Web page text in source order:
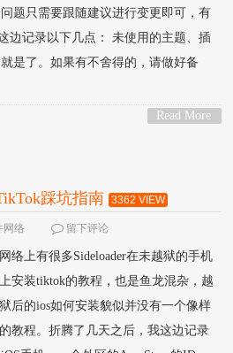
题只需要跟随建议进行变更即可，有
边记录以下几点： 未使用的主题、插
是了。如果有不舍得的，请做好备
Read More
踩坑指南 3362 VIEW
网络 留下评论
网络上有很多Sideloader在未越狱的手机
上安装tiktok的教程，也是鱼龙混杂，越
狱后的ios如何安装貌似并没有一个像样
的教程。折腾了几天之后，我这边记录